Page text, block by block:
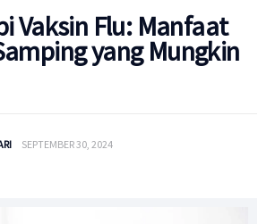
Vaksin Flu: Manfaat
yang Mungkin
SEPTEMBER 30, 2024